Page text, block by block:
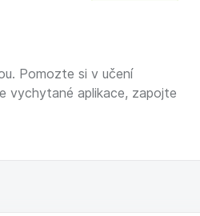
Pomozte si v učení
vychytané aplikace, zapojte